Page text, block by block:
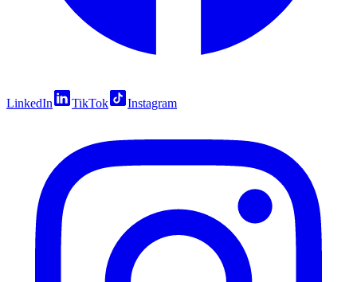
LinkedIn TikTok Instagram